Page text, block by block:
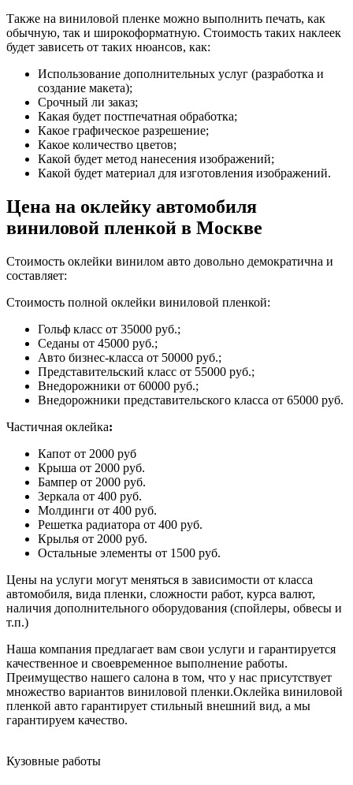
Также на виниловой пленке можно выполнить печать, как
обычную, так и широкоформатную. Стоимость таких наклеек
будет зависеть от таких нюансов, как:
Использование дополнительных услуг (разработка и
создание макета);
Срочный ли заказ;
Какая будет постпечатная обработка;
Какое графическое разрешение;
Какое количество цветов;
Какой будет метод нанесения изображений;
Какой будет материал для изготовления изображений.
Цена на оклейку автомобиля
виниловой пленкой в Москве
Стоимость оклейки винилом авто довольно демократична и
составляет:
Стоимость полной оклейки виниловой пленкой:
Гольф класс от 35000 руб.;
Седаны от 45000 руб.;
Авто бизнес-класса от 50000 руб.;
Представительский класс от 55000 руб.;
Внедорожники от 60000 руб.;
Внедорожники представительского класса от 65000 руб.
Частичная оклейка:
Капот от 2000 руб
Крыша от 2000 руб.
Бампер от 2000 руб.
Зеркала от 400 руб.
Молдинги от 400 руб.
Решетка радиатора от 400 руб.
Крылья от 2000 руб.
Остальные элементы от 1500 руб.
Цены на услуги могут меняться в зависимости от класса
автомобиля, вида пленки, сложности работ, курса валют,
наличия дополнительного оборудования (спойлеры, обвесы и
т.п.)
Наша компания предлагает вам свои услуги и гарантируется
качественное и своевременное выполнение работы.
Преимущество нашего салона в том, что у нас присутствует
множество вариантов виниловой пленки.Оклейка виниловой
пленкой авто гарантирует стильный внешний вид, а мы
гарантируем качество.
Кузовные работы